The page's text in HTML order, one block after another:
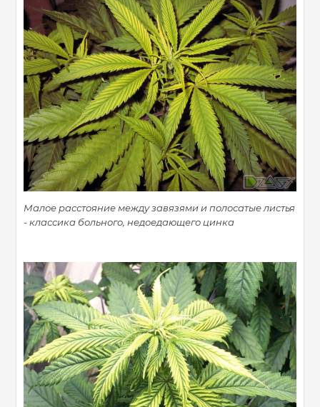
Малое расстояние между завязями и полосатые листья
- классика больного, недоедающего цинка